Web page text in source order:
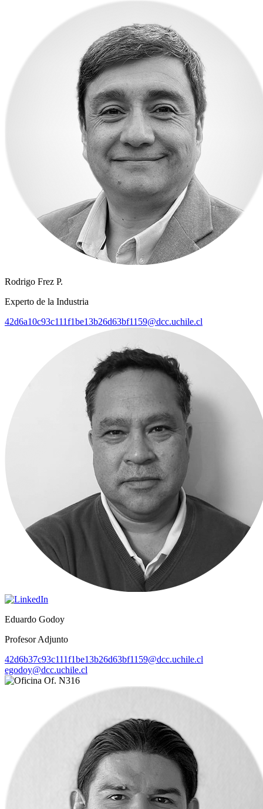
Rodrigo Frez P.
Experto de la Industria
42d6a10c93c111f1be13b26d63bf1159@dcc.uchile.cl
Eduardo Godoy
Profesor Adjunto
42d6b37c93c111f1be13b26d63bf1159@dcc.uchile.cl
egodoy@dcc.uchile.cl
Of. N316